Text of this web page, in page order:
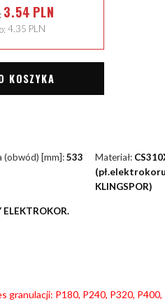
3.54 PLN
4.35 PLN
KOSZYKA
(obwód) [mm]:533 Materiał:
KLINGSPOR)
ELEKTROKOR.
granulacji: P180, P240, P320, P400,